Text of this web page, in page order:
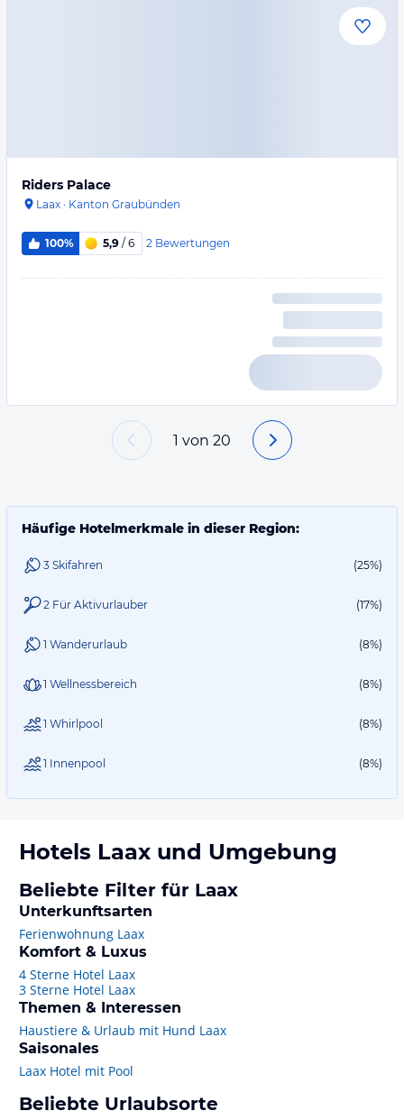
Riders Palace
Laax · Kanton Graubünden
100% 5,9 / 6 2 Bewertungen
1 von 20
Häufige Hotelmerkmale in dieser Region:
3 Skifahren (25%)
2 Für Aktivurlauber (17%)
1 Wanderurlaub (8%)
1 Wellnessbereich (8%)
1 Whirlpool (8%)
1 Innenpool (8%)
Hotels Laax und Umgebung
Beliebte Filter für Laax
Unterkunftsarten
Ferienwohnung Laax
Komfort & Luxus
4 Sterne Hotel Laax
3 Sterne Hotel Laax
Themen & Interessen
Haustiere & Urlaub mit Hund Laax
Saisonales
Laax Hotel mit Pool
Beliebte Urlaubsorte